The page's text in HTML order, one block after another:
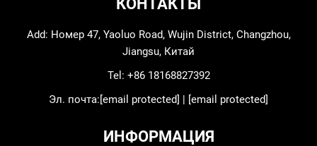
КОНТАКТЫ
Add: Номер 47, Yaoluo Road, Wujin District, Changzhou,
Jiangsu, Китай
Tel: +86 18168827392
Эл. почта: [email protected] [email protected]
ИНФОРМАЦИЯ